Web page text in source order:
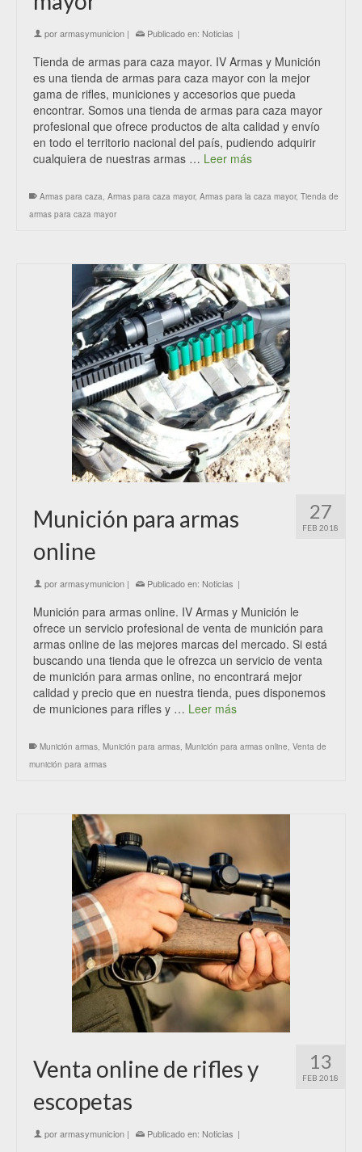
porarmasymunicion | Publicado en: Noticias |
Tienda de armas para caza mayor. IV Armas y Munición
es una tienda de armas para caza mayor con la mejor
gama de rifles, municiones y accesorios que pueda
encontrar. Somos una tienda de armas para caza mayor
profesional que ofrece productos de alta calidad y envío
en todo el territorio nacional del país, pudiendo adquirir
cualquiera de nuestras armas … Leer más
Armas para caza, Armas para caza mayor, Armas para la caza mayor, Tienda de
armas para caza mayor
27
FEB 2018
Munición para armas
online
porarmasymunicion | Publicado en: Noticias |
Munición para armas online. IV Armas y Munición le
ofrece un servicio profesional de venta de munición para
armas online de las mejores marcas del mercado. Si está
buscando una tienda que le ofrezca un servicio de venta
de munición para armas online, no encontrará mejor
calidad y precio que en nuestra tienda, pues disponemos
de municiones para rifles y … Leer más
Munición armas, Munición para armas, Munición para armas online, Venta de
munición para armas
13
FEB 2018
Venta online de rifles y
escopetas
porarmasymunicion | Publicado en: Noticias |